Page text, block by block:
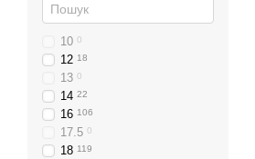
10 0
12 18
13 0
14 22
16 106
17.5 0
18 119